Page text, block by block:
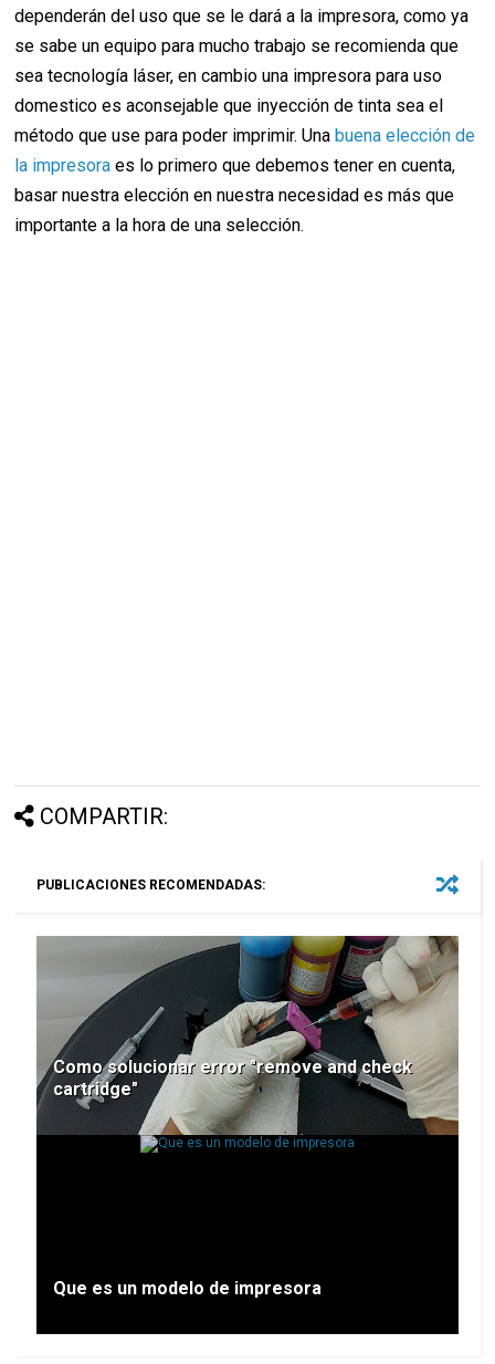
dependerán del uso que se le dará a la impresora, como ya
se sabe un equipo para mucho trabajo se recomienda que
sea tecnología láser, en cambio una impresora para uso
domestico es aconsejable que inyección de tinta sea el
método que use para poder imprimir. Unabuena elección de
la impresora es lo primero que debemos tener en cuenta,
basar nuestra elección en nuestra necesidad es más que
importante a la hora de una selección.
COMPARTIR:
PUBLICACIONES RECOMENDADAS:
Como solucionar error "remove and check
cartridge"
Que es un modelo de impresora